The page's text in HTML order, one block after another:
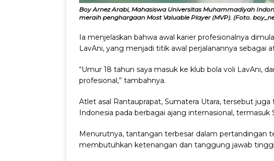
Boy Arnez Arabi, Mahasiswa Universitas Muhammadiyah
meraih penghargaan Most Valuable Player (MVP). (Foto.
Ia menjelaskan bahwa awal karier profesionalnya
LavAni, yang menjadi titik awal perjalanannya sebagai
“Umur 18 tahun saya masuk ke klub bola voli LavAni,
profesional,” tambahnya.
Atlet asal Rantauprapat, Sumatera Utara, tersebut
Indonesia pada berbagai ajang internasional, termasuk
Menurutnya, tantangan terbesar dalam pertandingan
membutuhkan ketenangan dan tanggung jawab